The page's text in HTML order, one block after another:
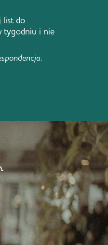
list do
tygodniu i nie
.